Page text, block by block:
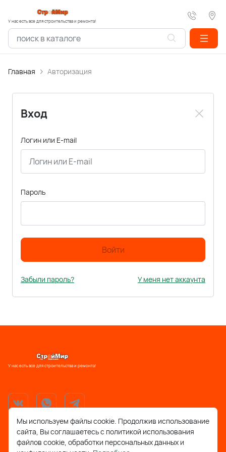
У нас есть все для строительства и ремонта!
Главная Авторизация
Вход
Логин или E-mail
Пароль
Войти
Забыли пароль? У меня нет аккаунта
У нас есть все для строительства и ремонта!
support@stroymir48.ru
Мы используем файлы cookie. Продолжив использование
сайта, Вы соглашаетесь с политикой использования
файлов cookie, обработки персональных данных и